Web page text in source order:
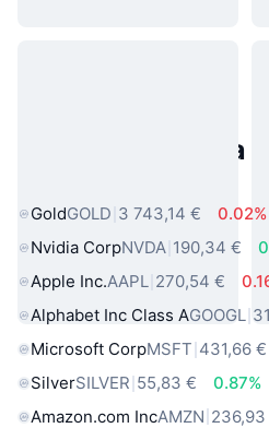
Populárne aktíva
GoldGOLD 3 743,14 €
0.02%
Nvidia CorpNVDA 190,34 €
Apple Inc.AAPL 270,54 €
Alphabet Inc Class AGOOGL
Microsoft CorpMSFT 431,66 €
SilverSILVER 55,83 €
0.87%
Amazon.com IncAMZN 236,93